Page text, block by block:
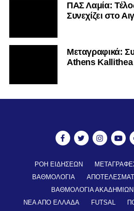
ΠΑΣ Λαμία:
Συνεχίζει στο
Mεταγραφικά:
Athens Kallithea
ΡΟΗ ΕΙΔΗΣΕΩΝ
ΒΑΘΜΟΛΟΓΙΑ
ΒΑΘΜΟΛΟΓΙΑ ΑΚΑΔΗΜΙΩΝ
ΝΕΑ ΑΠΟ ΕΛΛΑΔΑ
FUTSAL